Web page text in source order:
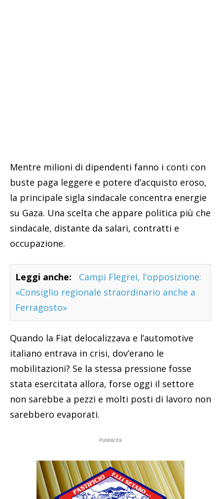
Mentre milioni di dipendenti fanno i conti con
buste paga leggere e potere d’acquisto eroso,
la principale sigla sindacale concentra energie
su Gaza. Una scelta che appare politica più che
sindacale, distante da salari, contratti e
occupazione.
Leggi anche:
Campi Flegrei, l'opposizione:
«Consiglio regionale straordinario anche a
Ferragosto»
Quando la Fiat delocalizzava e l’automotive
italiano entrava in crisi, dov’erano le
mobilitazioni? Se la stessa pressione fosse
stata esercitata allora, forse oggi il settore
non sarebbe a pezzi e molti posti di lavoro non
sarebbero evaporati.
Pubblicità